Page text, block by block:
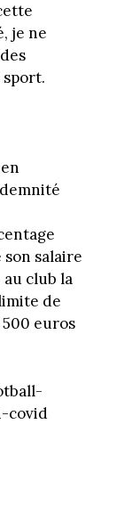
je ne
salaire
club la
de
euros
covid